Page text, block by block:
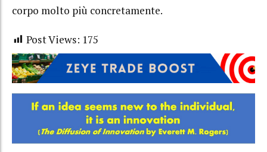
corpo molto più concretamente.
Post Views: 175